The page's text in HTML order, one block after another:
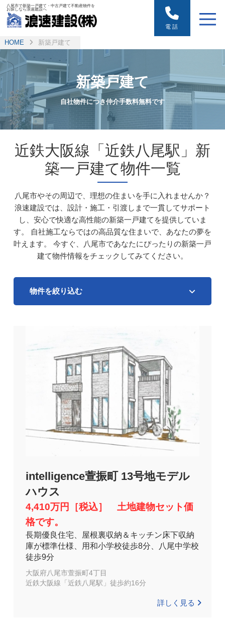
八尾市で新築一戸建て・中古戸建て不動産物件を
お探しなら浪速建設へ
電話
HOME 新築戸建て
新築戸建て
自社物件につき仲介手数料無料です
近鉄大阪線「近鉄八尾駅」新
築一戸建て物件一覧
八尾市やその周辺で、理想の住まいを手に入れませんか？
浪速建設では、設計・施工・引渡しまで一貫してサポート
し、 安心で快適な高性能の新築一戸建てを提供していま
す。
自社施工ならではの高品質な住まいで、あなたの夢を
叶えます。
今すぐ、八尾市であなたにぴったりの新築一戸
建て物件情報をチェックしてみてください。
物件を絞り込む
intelligence萱振町 13号地モデル
ハウス
4,410万円［税込］ 土地建物セット価
格です。
長期優良住宅、屋根裏収納＆キッチン床下収納
庫が標準仕様、用和小学校徒歩8分、八尾中学校
徒歩9分
大阪府八尾市萱振町4丁目
近鉄大阪線「近鉄八尾駅」徒歩約16分
詳しく見る